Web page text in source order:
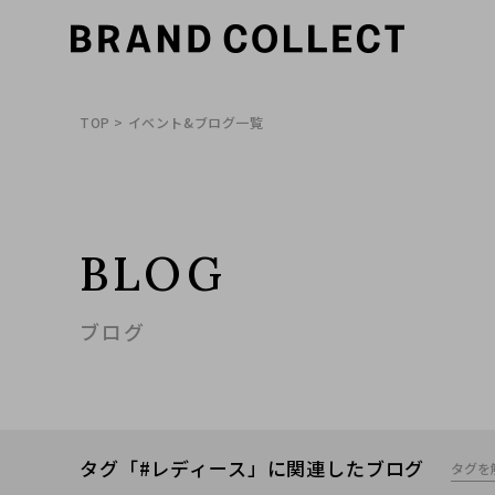
TOP > イベント&ブログ一覧
BLOG
ブログ
タグ「#レディース」に関連したブログ タグを